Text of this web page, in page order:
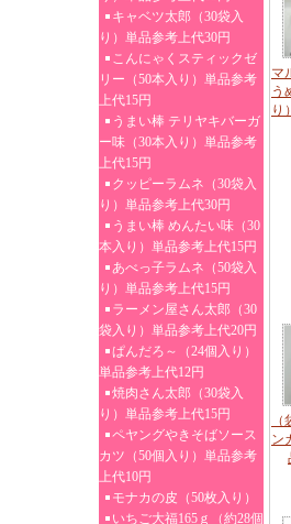
キャベツ太郎（30袋入
り）単品参考上代30円
こんにゃくスティックゼ
リー（50本入り）単品参考
上代15円
うまい棒 テリヤキバーガ
ー味（30本入り）単品参考
上代15円
クッピーラムネ（30袋入
り）単品参考上代30円
うまい棒 めんたい味（30
本入り）単品参考上代15円
あべっ子ラムネ（50袋入
り）単品参考上代15円
ラーメン屋さん太郎（30
袋入り）単品参考上代20円
ぱんだろ～（24個入り）
単品参考上代12円
焼肉さん太郎（30袋入
り）単品参考上代15円
ペヤングやきそばソース
カツ（50個入り）単品参考
上代10円
モナカの皮（50枚入り）
いちご大福165ｇ（約28個
マ
う
り
ン